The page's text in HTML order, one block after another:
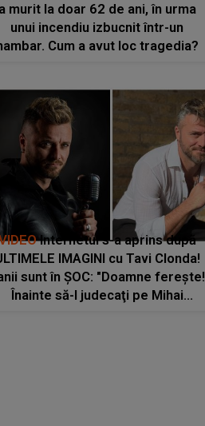
a murit la doar 62 de ani, în urma
unui incendiu izbucnit într-un
Cum a avut loc tragedia?
Internetul s-a aprins după
IMAGINI cu Tavi Clonda!
sunt în ȘOC: "Doamne fereşte!
Înainte să-l judecaţi pe Mihai